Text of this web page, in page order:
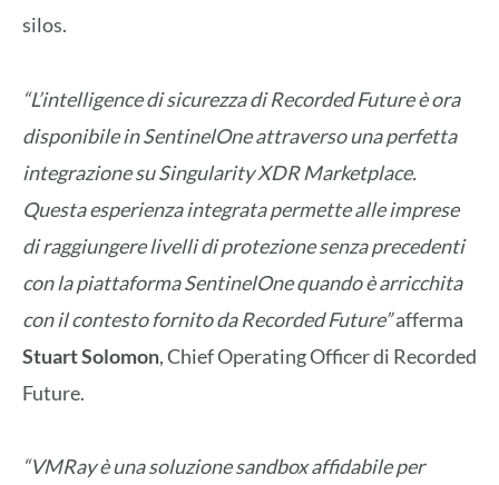
silos.
“L’intelligence di sicurezza di Recorded Future è ora
disponibile in SentinelOne attraverso una perfetta
integrazione su Singularity XDR Marketplace.
Questa esperienza integrata permette alle imprese
di raggiungere livelli di protezione senza precedenti
con la piattaforma SentinelOne quando è arricchita
con il contesto fornito da Recorded Future”afferma
Stuart Solomon, Chief Operating Officer di Recorded
Future.
“VMRay è una soluzione sandbox affidabile per